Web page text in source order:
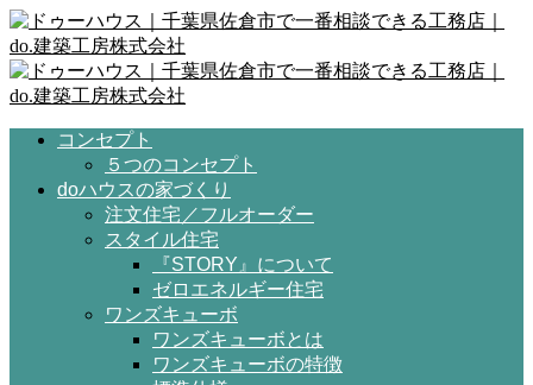
コンセプト
５つのコンセプト
doハウスの家づくり
注文住宅／フルオーダー
スタイル住宅
『STORY』について
ゼロエネルギー住宅
ワンズキューボ
ワンズキューボとは
ワンズキューボの特徴